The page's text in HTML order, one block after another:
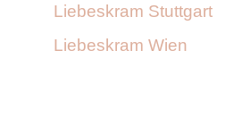
Liebeskram Stuttgart
Liebeskram Wien